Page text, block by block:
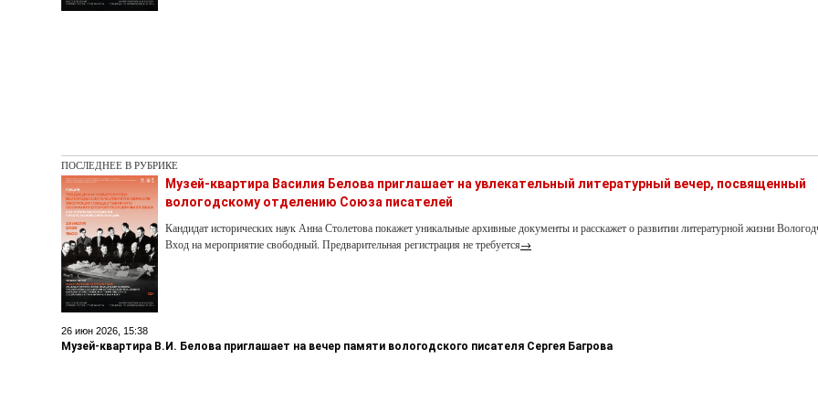
ПОСЛЕДНЕЕ В РУБРИКЕ
Музей-квартира Василия Белова приглашает на увлекательный литературный вечер, посвященный
вологодскому отделению Союза писателей
Кандидат исторических наук Анна Столетова покажет уникальные архивные документы и расскажет о развитии литературной жизни
Вход на мероприятие свободный. Предварительная регистрация не требуется→
26 июн 2026, 15:38
Музей-квартира В.И. Белова приглашает на вечер памяти вологодского писателя Сергея Багрова